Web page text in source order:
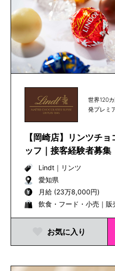
世界120
発プレミ
【岡崎店】リンツチ
ッフ｜接客経験者募集
Lindt｜ リンツ
愛知県
月給 (23万8,000円)
飲食・フード・小売｜販
お気に入り